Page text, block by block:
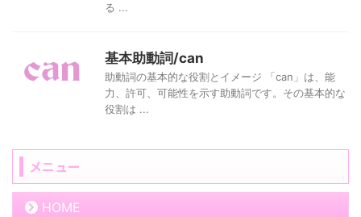
る ...
基本助動詞/can
助動詞の基本的な役割とイメージ 「can」は、能
力、許可、可能性を示す助動詞です。その基本的な
役割は ...
メニュー
HOME